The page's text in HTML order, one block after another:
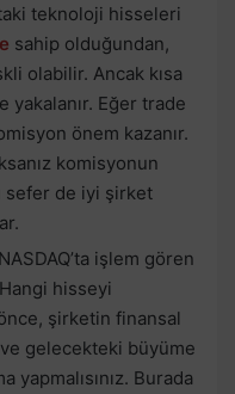
teknoloji hisseleri
sahip olduğundan,
olabilir. Ancak kısa
yakalanır. Eğer trade
önem kazanır.
komisyonun
sefer de iyi şirket
NASDAQ’ta işlem gören
hisseyi
şirketin finansal
gelecekteki büyüme
yapmalısınız. Burada